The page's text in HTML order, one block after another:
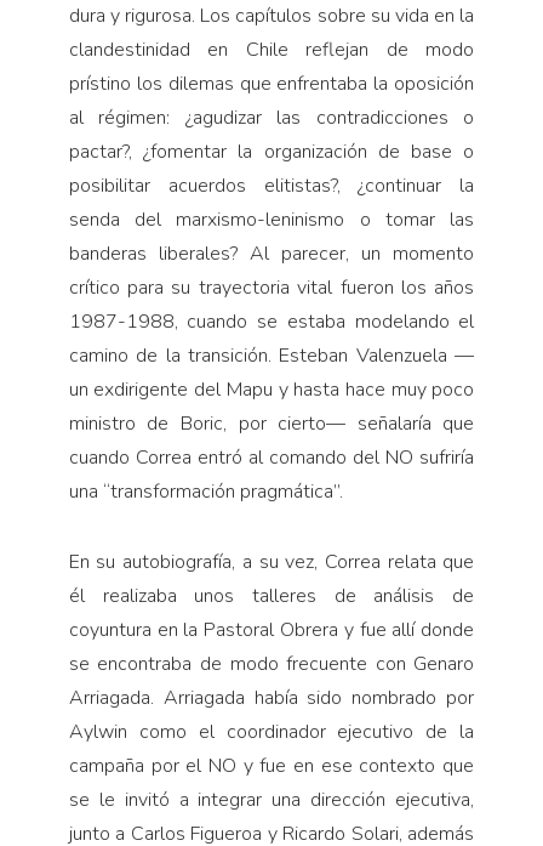
dura y rigurosa. Los capítulos sobre su vida en la
clandestinidad en Chile reflejan de modo
prístino los dilemas que enfrentaba la oposición
al régimen: ¿agudizar las contradicciones o
pactar?, ¿fomentar la organización de base o
posibilitar acuerdos elitistas?, ¿continuar la
senda del marxismo-leninismo o tomar las
banderas liberales? Al parecer, un momento
crítico para su trayectoria vital fueron los años
1987-1988, cuando se estaba modelando el
camino de la transición. Esteban Valenzuela —
un exdirigente del Mapu y hasta hace muy poco
ministro de Boric, por cierto— señalaría que
cuando Correa entró al comando del NO sufriría
una “transformación pragmática”.
En su autobiografía, a su vez, Correa relata que
él realizaba unos talleres de análisis de
coyuntura en la Pastoral Obrera y fue allí donde
se encontraba de modo frecuente con Genaro
Arriagada. Arriagada había sido nombrado por
Aylwin como el coordinador ejecutivo de la
campaña por el NO y fue en ese contexto que
se le invitó a integrar una dirección ejecutiva,
junto a Carlos Figueroa y Ricardo Solari, además